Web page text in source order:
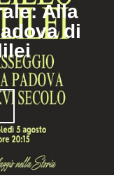
Alla
di